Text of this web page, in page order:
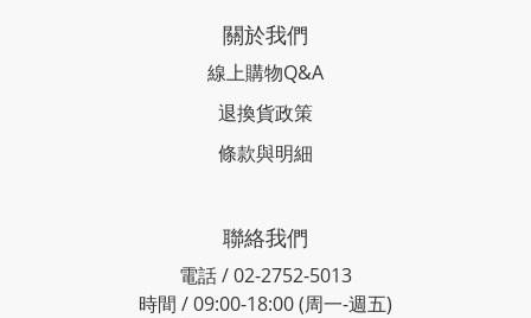
關於我們
線上購物Q&A
退換貨政策
條款與明細
聯絡我們
電話 / 02-2752-5013
時間 / 09:00-18:00 (周一-週五)